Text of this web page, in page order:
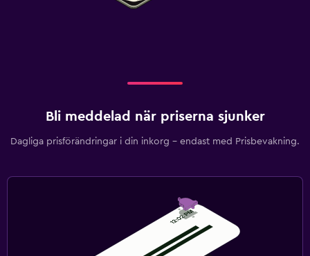
Bli meddelad när priserna sjunker
Dagliga prisförändringar i din inkorg – endast med Prisbevakning.